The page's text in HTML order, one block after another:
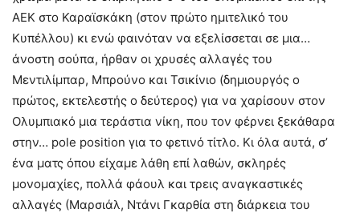
ΑΕΚ στο Καραϊσκάκη (στον πρώτο ημιτελικό του
Κυπέλλου) κι ενώ φαινόταν να εξελίσσεται σε μια…
άνοστη σούπα, ήρθαν οι χρυσές αλλαγές του
Μεντιλίμπαρ, Μπρούνο και Τσικίνιο (δημιουργός ο
πρώτος, εκτελεστής ο δεύτερος) για να χαρίσουν στον
Ολυμπιακό μια τεράστια νίκη, που τον φέρνει ξεκάθαρα
στην… pole position για το φετινό τίτλο. Κι όλα αυτά, σ’
ένα ματς όπου είχαμε λάθη επί λαθών, σκληρές
μονομαχίες, πολλά φάουλ και τρεις αναγκαστικές
αλλαγές (Μαρσιάλ, Ντάνι Γκαρθία στη διάρκεια του